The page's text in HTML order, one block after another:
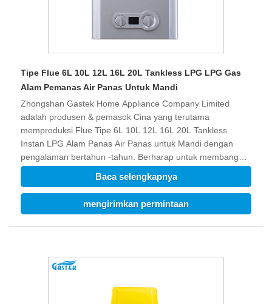
Tipe Flue 6L 10L 12L 16L 20L Tankless LPG LPG Gas
Alam Pemanas Air Panas Untuk Mandi
Zhongshan Gastek Home Appliance Company Limited
adalah produsen & pemasok Cina yang terutama
memproduksi Flue Tipe 6L 10L 12L 16L 20L Tankless
Instan LPG Alam Panas Air Panas untuk Mandi dengan
pengalaman bertahun -tahun. Berharap untuk membangun
hubungan bisnis dengan Anda.
Baca selengkapnya
mengirimkan permintaan